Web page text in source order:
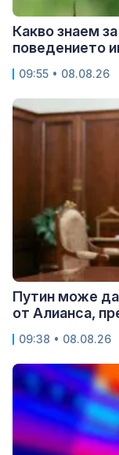
Какво знаем
поведението
09:55 • 08.08.26
Путин може
от Алианса,
09:38 • 08.08.26